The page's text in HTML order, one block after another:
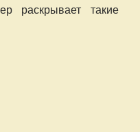
раскрывает такие